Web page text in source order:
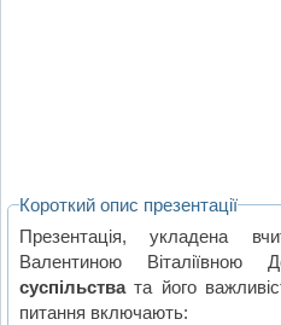
Короткий опис презентації
Презентація, укладена
Валентиною Віталіївною
суспільствата його
питання включають: